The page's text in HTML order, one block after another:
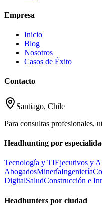
Empresa
Inicio
Blog
Nosotros
Casos de Éxito
Contacto
Santiago, Chile
Para consultas profesionales,
Headhunting por
Tecnología y TIEjecutivos y
AbogadosMineríaIngeniería
DigitalSaludConstrucción e
Headhunters por ciudad